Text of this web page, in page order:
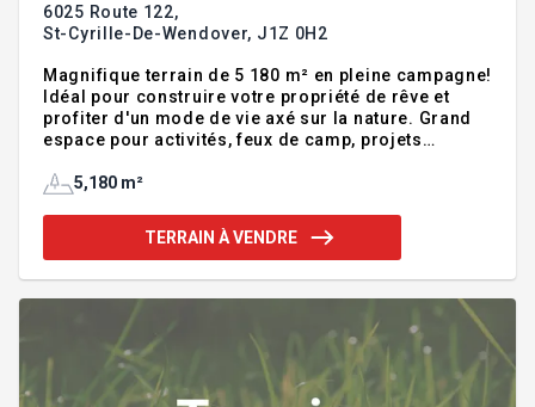
6025 Route 122,
St-Cyrille-De-Wendover, J1Z 0H2
Magnifique terrain de 5 180 m² en pleine campagne!
Idéal pour construire votre propriété de rêve et
profiter d'un mode de vie axé sur la nature. Grand
espace pour activités, feux de camp, projets
proximité permettant la pêche -- un vrai petit coin
près des services pour allier tranquillité et
praticité. Opportunité rare! Transaction assujettie
carrés vous offre une occasion unique de concréti
5,180 m²
TERRAIN À VENDRE